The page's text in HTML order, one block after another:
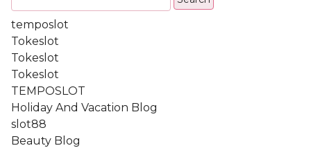
temposlot
Tokeslot
Tokeslot
Tokeslot
TEMPOSLOT
Holiday And Vacation Blog
slot88
Beauty Blog